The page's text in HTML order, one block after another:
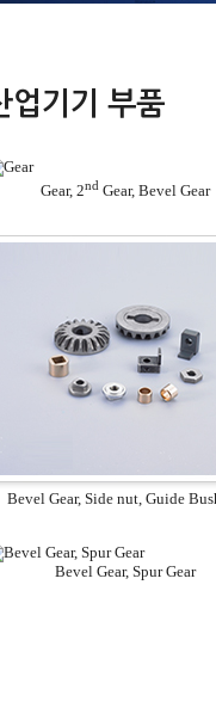
업기기 부품
Gear, 2nd Gear, Bevel Gear
Bevel Gear, Side nut, Guide
Bevel Gear, Spur Gear